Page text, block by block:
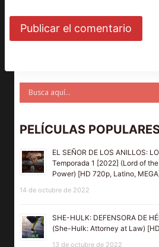
PELÍCULAS
EL SEÑOR DE LOS ANILLOS:
Temporada 1 [2022] (Lord of
Power) [HD 720p, Latino,
14 de octubre de 2022
SHE-HULK: DEFENSORA DE
(She-Hulk: Attorney at Law)
13 de octubre de 2022